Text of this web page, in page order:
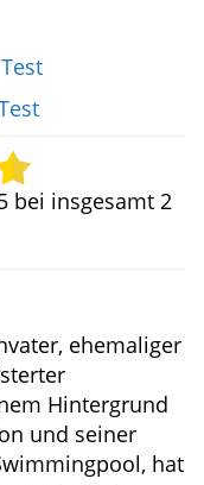
bei insgesamt 2
ehemaliger
Hintergrund
und seiner
hat